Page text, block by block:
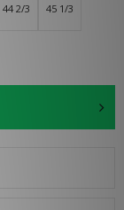
44 2/3 45 1/3